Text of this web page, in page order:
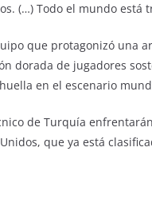
(…) Todo el mundo está
que protagonizó una
dorada de jugadores
en el escenario
de Turquía
que ya está